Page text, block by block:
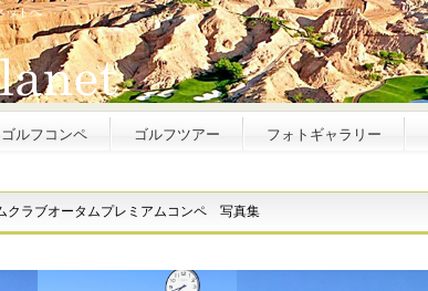
ットへ
クラブオータムプレミアムコンペ 写真集
ゴルフコンペ ゴルフツアー フォトギャラリー